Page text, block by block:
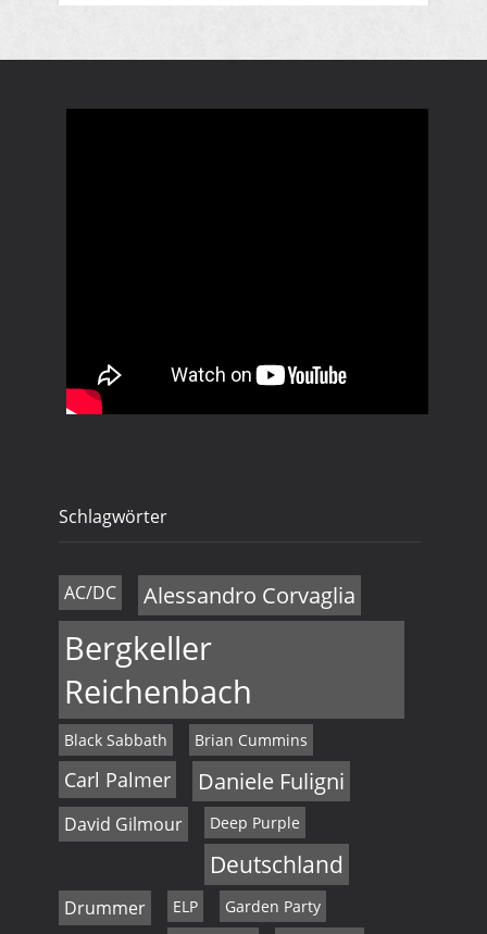
Schlagwörter
AC/DC Alessandro Corvaglia
Bergkeller
Reichenbach
Black Sabbath Brian Cummins
Carl Palmer Daniele Fuligni
David Gilmour Deep Purple
Deutschland
Drummer ELP Garden Party